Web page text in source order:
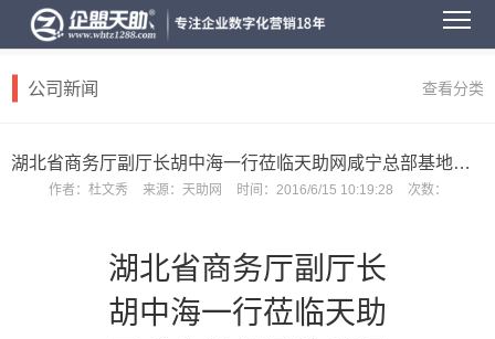
公司新闻 查看分类
湖北省商务厅副厅长胡中海一行莅临天助网咸宁总部基地参观考察
作者： 杜文秀 来源： 天助网 时间： 2016/6/15 10:19:28 次数：
湖北省商务厅副厅长
胡中海一行莅临天助